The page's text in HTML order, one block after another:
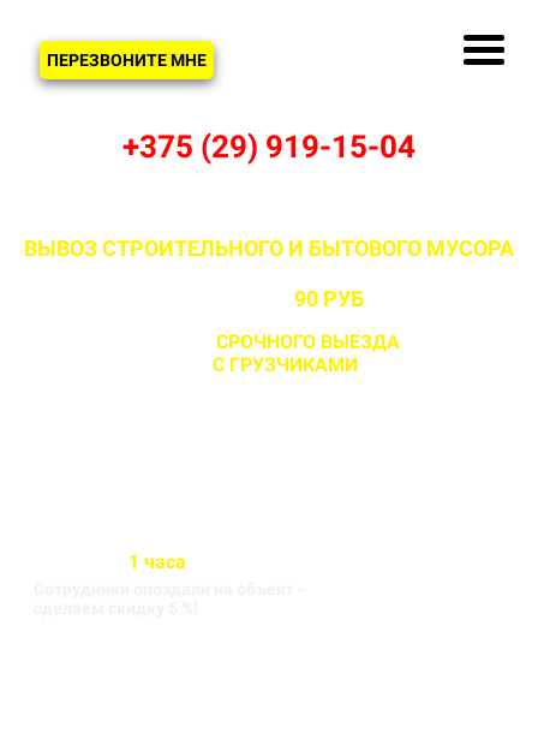
ПЕРЕЗВОНИТЕ МНЕ
+375 (29) 919-15-04
ВЫВОЗ СТРОИТЕЛЬНОГО И БЫТОВОГО МУСОРА
90 РУБ
СРОЧНОГО ВЫЕЗДА
С ГРУЗЧИКАМИИ БЕЗ
1 часа